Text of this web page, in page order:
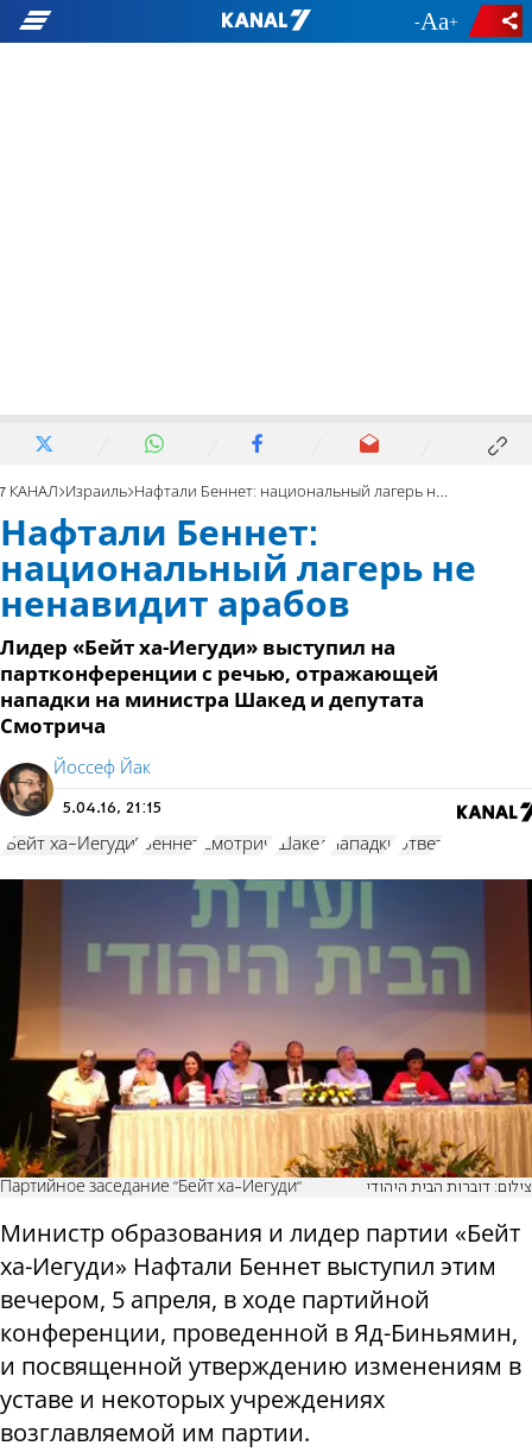
- +
7 КАНАЛ Израиль Нафтали Беннет: национальный лагерь не ненавидит арабов
Нафтали Беннет:
национальный лагерь не
ненавидит арабов
Лидер «Бейт ха-Иегуди» выступил на
партконференции с речью, отражающей
нападки на министра Шакед и депутата
Смотрича
Йоссеф Йак
5.04.16, 21:15
"Бейт ха-Иегуди" Беннет Смотрич Шакед нападки ответ
Партийное заседание "Бейт ха-Иегуди" צילום: דוברות הבית היהודי
Министр образования и лидер партии «Бейт
ха-Иегуди» Нафтали Беннет выступил этим
вечером, 5 апреля, в ходе партийной
конференции, проведенной в Яд-Биньямин,
и посвященной утверждению изменениям в
уставе и некоторых учреждениях
возглавляемой им партии.